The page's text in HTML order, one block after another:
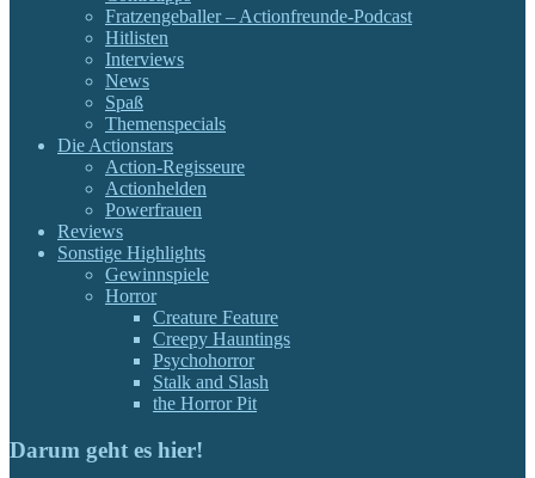
Fratzengeballer – Actionfreunde-Podcast
Hitlisten
Interviews
News
Spaß
Themenspecials
Die Actionstars
Action-Regisseure
Actionhelden
Powerfrauen
Reviews
Sonstige Highlights
Gewinnspiele
Horror
Creature Feature
Creepy Hauntings
Psychohorror
Stalk and Slash
the Horror Pit
Darum geht es hier!